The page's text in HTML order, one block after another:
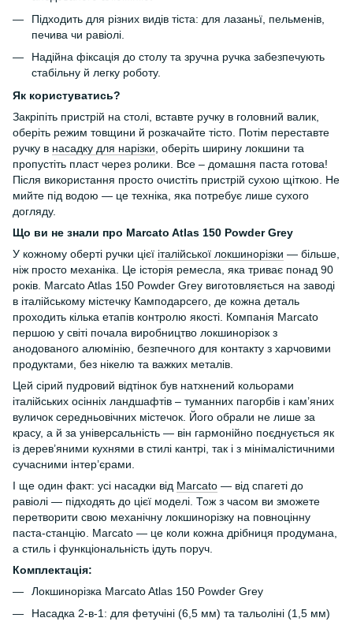
Підходить для різних видів тіста: для лазаньї, пельменів,
печива чи равіолі.
Надійна фіксація до столу та зручна ручка забезпечують
стабільну й легку роботу.
Як користуватись?
Закріпіть пристрій на столі, вставте ручку в головний валик,
оберіть режим товщини й розкачайте тісто. Потім переставте
ручку в насадку для нарізки , оберіть ширину локшини та
пропустіть пласт через ролики. Все – домашня паста готова!
Після використання просто очистіть пристрій сухою щіткою. Не
мийте під водою — це техніка, яка потребує лише сухого
догляду.
Що ви не знали про Marcato Atlas 150 Powder Grey
У кожному оберті ручки цієї італійської локшинорізки — більше,
ніж просто механіка. Це історія ремесла, яка триває понад 90
років. Marcato Atlas 150 Powder Grey виготовляється на заводі
в італійському містечку Камподарсего, де кожна деталь
проходить кілька етапів контролю якості. Компанія Marcato
першою у світі почала виробництво локшинорізок з
анодованого алюмінію, безпечного для контакту з харчовими
продуктами, без нікелю та важких металів.
Цей сірий пудровий відтінок був натхнений кольорами
італійських осінніх ландшафтів – туманних пагорбів і кам’яних
вуличок середньовічних містечок. Його обрали не лише за
красу, а й за універсальність — він гармонійно поєднується як
із дерев’яними кухнями в стилі кантрі, так і з мінімалістичними
сучасними інтер’єрами.
І ще один факт: усі насадки від Marcato — від спагеті до
равіолі — підходять до цієї моделі. Тож з часом ви зможете
перетворити свою механічну локшинорізку на повноцінну
паста-станцію. Marcato — це коли кожна дрібниця продумана,
а стиль і функціональність ідуть поруч.
Комплектація:
Локшинорізка Marcato Atlas 150 Powder Grey
Насадка 2-в-1: для фетучіні (6,5 мм) та тальоліні (1,5 мм)